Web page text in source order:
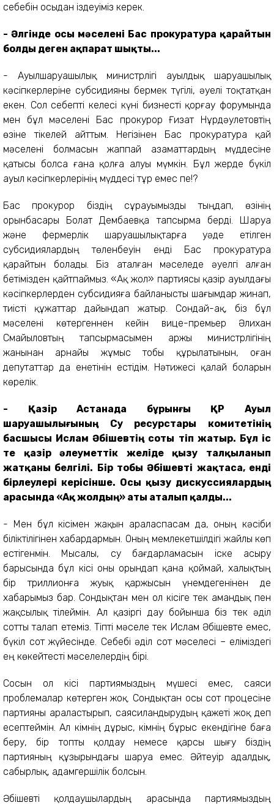
себебін осыдан іздеуіміз керек.
- Әлгінде осы мәселені Бас прокуратура қарайтын
болды деген ақпарат шықты...
- Ауылшаруашылық министрлігі ауылдық шаруашылық
кәсіпкерлеріне субсидияны бермек түгілі, әуелі тоқтатқан
екен. Сол себепті келесі күні бизнесті қорғау форумында
мен бұл мәселені Бас прокурор Ғизат Нұрдәулетовтің
өзіне тікелей айттым. Негізінен Бас прокуратура қай
мәселені болмасын жаппай азаматтардың мүддесіне
қатысы болса ғана қолға алуы мүмкін. Бұл жерде бүкіл
ауыл кәсіпкерлерінің мүддесі тұр емес пе!?
Бас прокурор біздің сұрауымызды тыңдап, өзінің
орынбасары Болат Дембаевқа тапсырма берді. Шаруа
және фермерлік шаруашылықтарға уәде етілген
субсидиялардың төленбеуін енді Бас прокуратура
қарайтын болады. Біз аталған мәселеде әуелгі алған
бетімізден қайтпаймыз. «Ақ жол» партиясы қазір ауылдағы
кәсіпкерлерден субсидияға байланысты шағымдар жинап,
тиісті құжаттар дайындап жатыр. Сондай-ақ, біз бұл
мәселені көтергеннен кейін вице-премьер Әлихан
Смайыловтың тапсырмасымен Қаржы министрлігінің
жанынан арнайы жұмыс тобы құрылатынын, оған
депутаттар да енетінін естідім. Нәтижесі қалай боларын
көрелік.
- Қазір Астанада бұрынғы ҚР Ауыл
шаруашылығының Су ресурстары комитетінің
басшысы Ислам Әбішевтің соты өтіп жатыр. Бұл іс
те қазір әлеуметтік желіде қызу талқыланып
жатқаны белгілі. Бір тобы Әбішевті жақтаса, енді
бірлеулері керісінше. Осы қызу дискуссиялардың
арасында «Ақ жолдың» аты аталып қалды...
- Мен бұл кісімен жақын араласпасам да, оның кәсіби
біліктілігінен хабардармын. Оның мемлекетшілдігі жайлы көп
естігенмін. Мысалы, су бағдарламасын іске асыру
барысында бұл кісі оны орындап қана қоймай, халықтың
бір триллионға жуық қаржысын үнемдегенінен де
хабарымыз бар. Сондықтан мен ол кісіге тек амандық пен
жақсылық тілеймін. Ал қазіргі дау бойынша біз тек әділ
сотты талап етеміз. Тіпті мәселе тек Ислам Әбішевте емес,
бүкіл сот жүйесінде. Себебі әділ сот мәселесі – еліміздегі
ең көкейтесті мәселелердің бірі.
Сосын ол кісі партиямыздың мүшесі емес, саяси
проблемалар көтерген жоқ. Сондықтан осы сот процесіне
партияны араластырып, саясиландырудың қажеті жоқ деп
есептеймін. Ал кімнің дұрыс, кімнің бұрыс екендігіне баға
беру, бір топты қолдау немесе қарсы шығу біздің
партияның құзырындағы шаруа емес. Әйтеуір адалдық,
сабырлық, адамгершілік болсын.
Әбішевті қолдаушылардың арасында партиямыздың